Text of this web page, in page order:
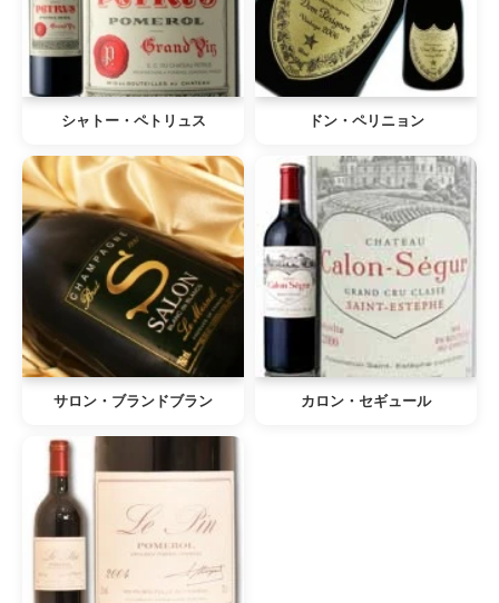
シャトー・ペトリュス ドン・ペリニョン
サロン・ブランドブラン カロン・セギュール